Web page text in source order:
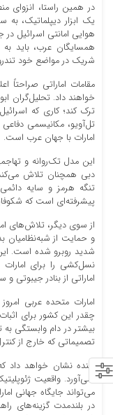
در همین راستا، انزوای
یک ابزار دیپلماتیک، به
هوایی امانتی اسرائیل در
همسایگان عرب، باید
شریک در مواضع خود
مقامات اماراتی صراحتاً
خواهند داد. تحلیل‌گران
ترک کند؛ کاری که
تل‌آویو، مکانیسمی دفاعی
امارات با جهان عرب است.
این مدل تک‌روانه و
دبی همچنان تلاش
تنگه هرمز و سایه
پیشرفته‌ای است که
از سوی دیگر، تلاش‌های
و حمایت از شبه‌نظامیان
شدید روبرو شده است. این
نسل‌کشی را برای
اماراتی از بنادر جیبوتی
امارات متحده عربی
چقدر این کشور برای
بیشتر در دام وابستگی
تصمیماتی که خارج از
آینده نشان خواهد داد
نمی‌آورد. واقعیت
می‌تواند جایگاه جهانی
در بلندمدت گزینه‌های